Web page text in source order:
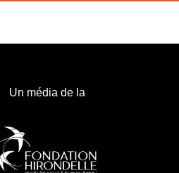
Un média de la